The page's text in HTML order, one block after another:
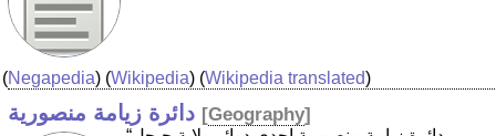
(Negapedia) (Wikipedia) (Wikipedia translated)
دائرة زيامة منصورية [Geography]